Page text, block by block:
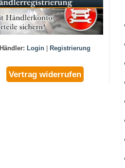
Händler: Login| Registrierung